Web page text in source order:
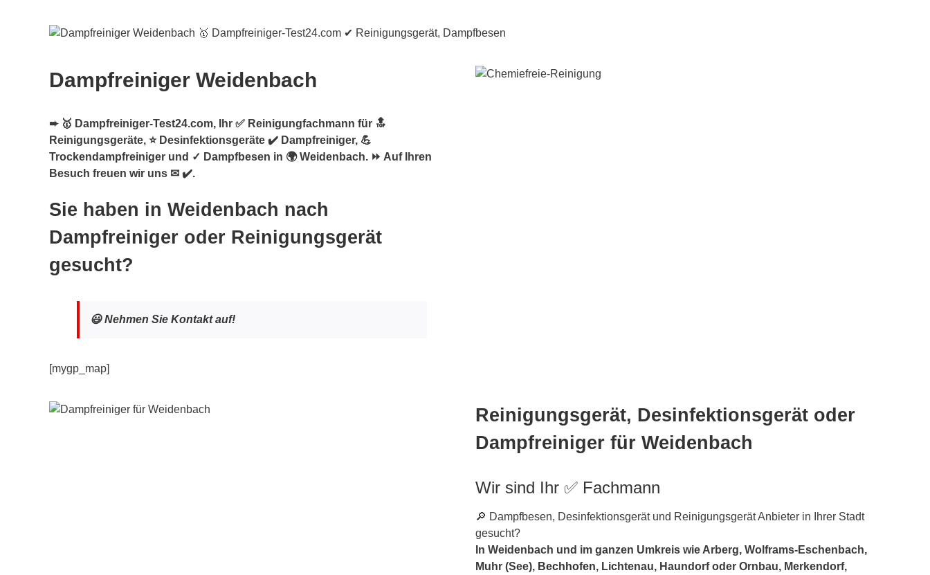
Dampfreiniger Weidenbach
➨ 🥇 Dampfreiniger-Test24.com, Ihr ✅ Reinigungfachmann für 🔝
Reinigungsgeräte, ⭐ Desinfektionsgeräte ✔️ Dampfreiniger, 💪
Trockendampfreiniger und ✓ Dampfbesen in 🌍 Weidenbach. ⏩ Auf Ihren
Besuch freuen wir uns ✉ ✔️.
Sie haben in Weidenbach nach
Dampfreiniger oder Reinigungsgerät
gesucht?
😃 Nehmen Sie Kontakt auf!
[mygp_map]
Reinigungsgerät, Desinfektionsgerät oder
Dampfreiniger für Weidenbach
Wir sind Ihr ✅ Fachmann
🔎 Dampfbesen, Desinfektionsgerät und Reinigungsgerät Anbieter in Ihrer Stadt
gesucht?
In Weidenbach und im ganzen Umkreis wie Arberg, Wolframs-Eschenbach,
Muhr (See), Bechhofen, Lichtenau, Haundorf oder Ornbau, Merkendorf,